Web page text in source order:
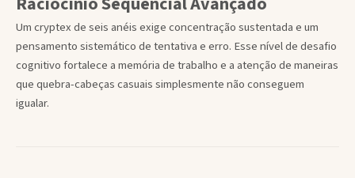
Um cryptex de seis anéis exige concentração sustentada e um
pensamento sistemático de tentativa e erro. Esse nível de desafio
cognitivo fortalece a memória de trabalho e a atenção de maneiras
que quebra-cabeças casuais simplesmente não conseguem
igualar.